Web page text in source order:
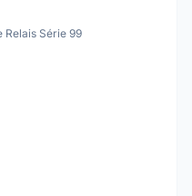
Relais Série 99